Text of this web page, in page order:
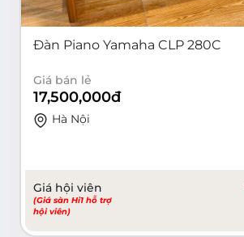
Đàn Piano Yamaha CLP 280C
Giá bán lẻ
17,500,000đ
Hà Nội
Giá hội viên
(Giá sàn Hi1 hỗ trợ
hội viên)